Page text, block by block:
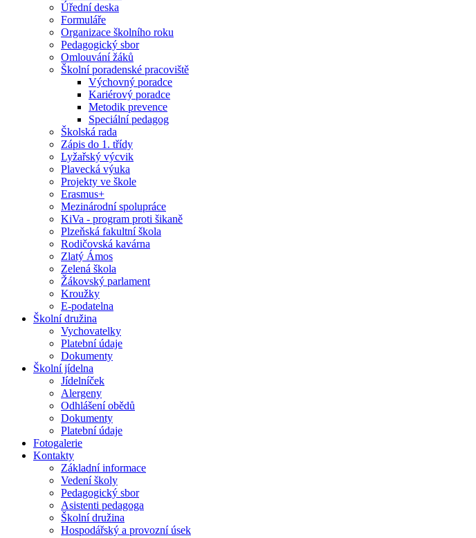
Úřední deska
Formuláře
Organizace školního roku
Pedagogický sbor
Omlouvání žáků
Školní poradenské pracoviště
Výchovný poradce
Kariérový poradce
Metodik prevence
Speciální pedagog
Školská rada
Zápis do 1. třídy
Lyžařský výcvik
Plavecká výuka
Projekty ve škole
Erasmus+
Mezinárodní spolupráce
KiVa - program proti šikaně
Plzeňská fakultní škola
Rodičovská kavárna
Zlatý Ámos
Zelená škola
Žákovský parlament
Kroužky
E-podatelna
Školní družina
Vychovatelky
Platební údaje
Dokumenty
Školní jídelna
Jídelníček
Alergeny
Odhlášení obědů
Dokumenty
Platební údaje
Fotogalerie
Kontakty
Základní informace
Vedení školy
Pedagogický sbor
Asistenti pedagoga
Školní družina
Hospodářský a provozní úsek